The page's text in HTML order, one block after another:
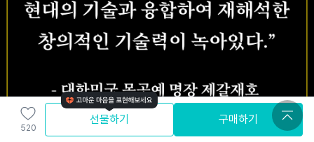
520
선물하기 구매하기